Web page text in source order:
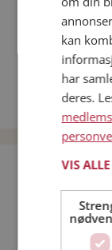
Flere
Kvinner fra Senja
Date kvinner i
Date menn i
Jeg er en:
kan
har
deres.
VIS